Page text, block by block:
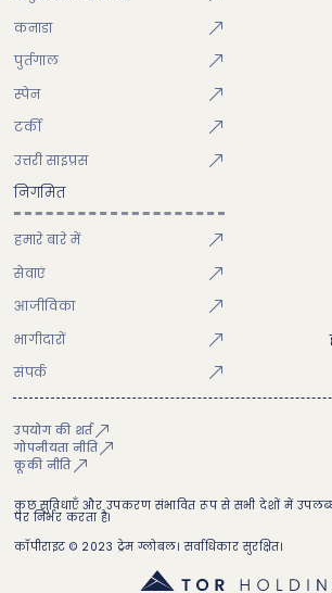
कनाडा
पुर्तगाल
स्पेन
टर्की
उत्तरी साइप्रस
निगमित
हमारे बारे में
सेवाएं
आजीविका
भागीदारों
संपर्क
उपयोग की शर्त
गोपनीयता नीति
कूकी नीति
कुछ सुविधाएँ और उपकरण संभावित रूप से सभी देशों में
पर निर्भर करता है।
कॉपीराइट © 2023 ट्रेम ग्लोबल। सर्वाधिकार सुरक्षित।